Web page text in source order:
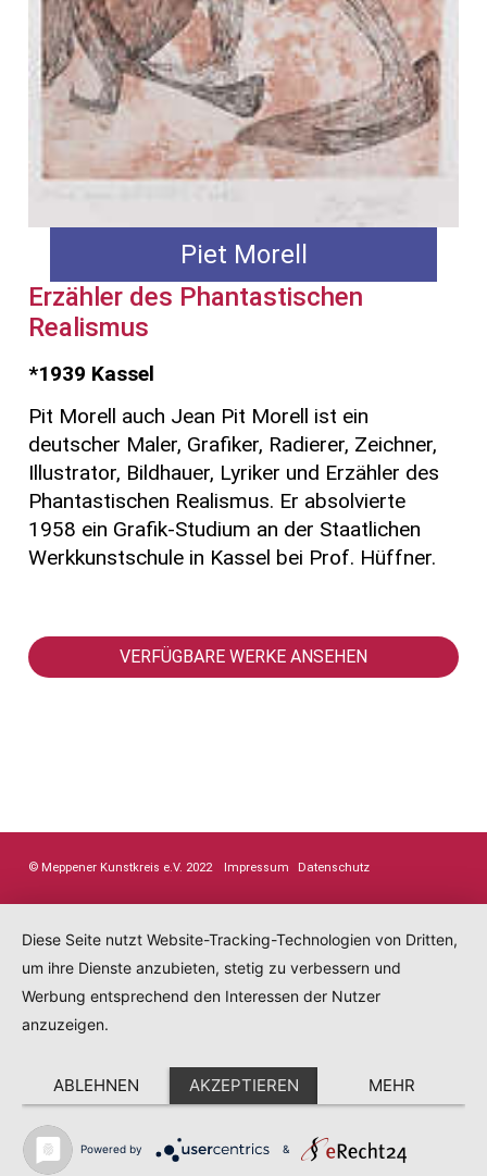
Piet Morell
Erzähler des Phantastischen
Realismus
*1939 Kassel
Pit Morell auch Jean Pit Morell ist ein
deutscher Maler, Grafiker, Radierer, Zeichner,
Illustrator, Bildhauer, Lyriker und Erzähler des
Phantastischen Realismus. Er absolvierte
1958 ein Grafik-Studium an der Staatlichen
Werkkunstschule in Kassel bei Prof. Hüffner.
VERFÜGBARE WERKE ANSEHEN
© Meppener Kunstkreis e.V. 2022 Impressum Datenschutz
Diese Seite nutzt Website-Tracking-Technologien von Dritten,
um ihre Dienste anzubieten, stetig zu verbessern und
Werbung entsprechend den Interessen der Nutzer
anzuzeigen.
ABLEHNEN AKZEPTIEREN MEHR
Powered by &